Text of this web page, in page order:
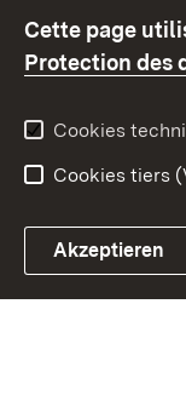
Cette page
Protection des
Cookies
Cookies tiers
Akzeptieren